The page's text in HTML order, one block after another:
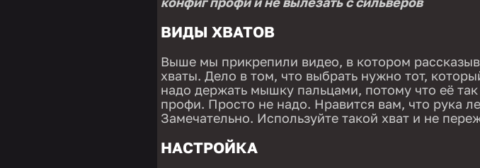
ВИДЫ ХВАТОВ
Выше мы прикрепили видео, в котором
хваты. Дело в том, что выбрать нужно тот,
надо держать мышку пальцами, потому что её
профи. Просто не надо. Нравится вам, что рука
Замечательно. Используйте такой хват и не
НАСТРОЙКА